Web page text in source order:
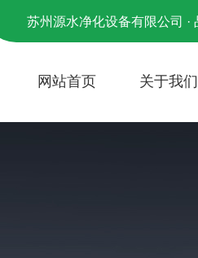
苏州源水净化设备有限公司 ·
网站首页 关于我们